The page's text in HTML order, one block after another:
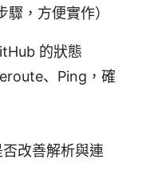
，方便實作）
的狀態
、Ping，確
改善解析與連